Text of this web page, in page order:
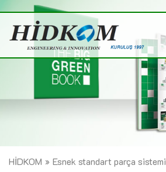
HİDKOM Esnek standart parça sistemi